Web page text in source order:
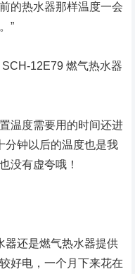
的热水器那样温度一会
”
12E79 燃气热水器
度需要用的时间还进
分钟以后的温度也是我
没有虚夸哦！
还是燃气热水器提供
好电，一个月下来花在